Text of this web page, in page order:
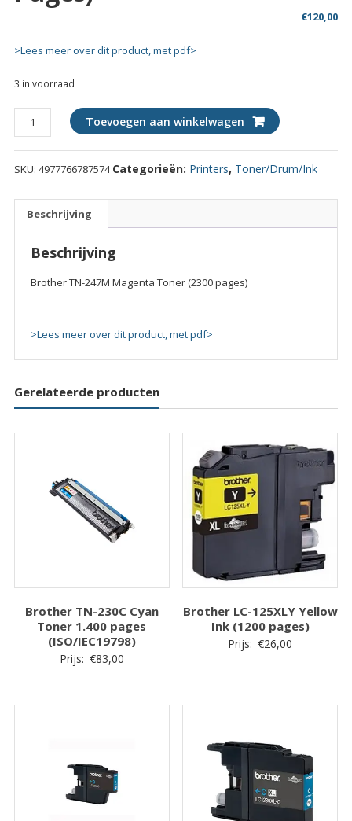
€120,00
>Lees meer over dit product, met pdf>
3 in voorraad
Brother
TN-
247M
Magenta
Toevoegen aan winkelwagen
SKU: 4977766787574 Categorieën: Printers, Toner/Drum/Ink
Beschrijving
Beschrijving
Brother TN-247M Magenta Toner (2300 pages)
>Lees meer over dit product, met pdf>
Gerelateerde producten
Brother TN-230C Cyan
Toner 1.400 pages
(ISO/IEC19798)
Prijs: €83,00
Brother LC-125XLY Yellow
Ink (1200 pages)
Prijs: €26,00